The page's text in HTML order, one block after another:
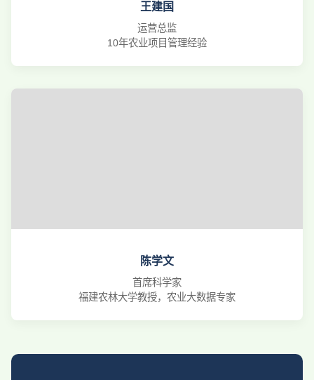
王建国
运营总监
10年农业项目管理经验
陈学文
首席科学家
福建农林大学教授，农业大数据专家